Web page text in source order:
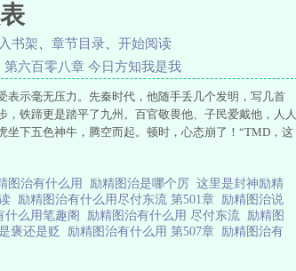
书架 章节目录
开始阅读
第六百零八章 今日方知我是我
示毫无压力。先秦时代，他随手丢几个发明，写几首
铁蹄更是踏平了九州。百官敬畏他、子民爱戴他，人人
下五色神牛，腾空而起。顿时，心态崩了！“TMD，这
图治有什么用 励精图治是哪个厉 这里是封神励精
励精图治有什么用尽付东流 第501章 励精图治说
什么用笔趣阁 励精图治有什么用 尽付东流 励精图
褒还是贬 励精图治有什么用 第507章 励精图治有